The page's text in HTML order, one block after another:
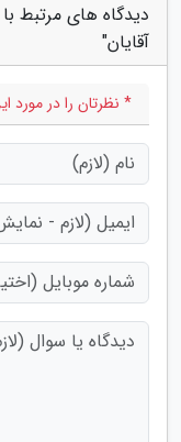
آقایان"
* نظرتان را در مورد